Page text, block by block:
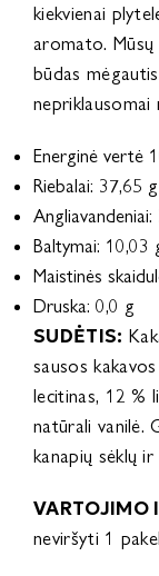
kiekvienai
aromato.
būdas
Energinė vertė
Riebalai: 37,65
Baltymai: 10,03
Maistinės
Druska: 0,0 g
SUDĖTIS:
sausos
lecitinas, 12 %
natūrali vanilė.
kanapių sėklų ir
VARTOJIMO
neviršyti 1